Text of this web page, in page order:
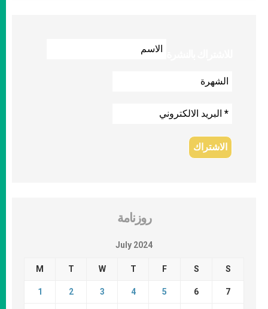
روزنامة
July 2024
M T W T F S S
1 2 3 4 5 6 7